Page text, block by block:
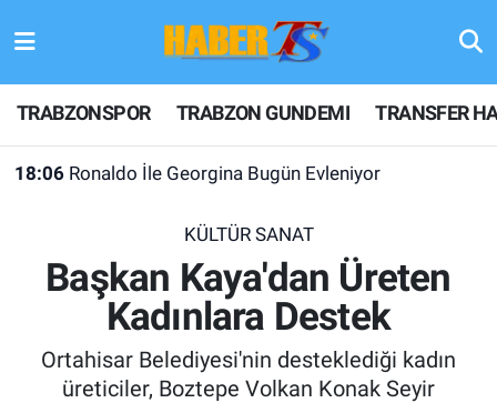
TRABZONSPOR TRABZON GUNDEMI TRANSFER
18:06 Ronaldo İle Georgina Bugün Evleniyor
KÜLTÜR SANAT
Başkan Kaya'dan Üreten
Kadınlara Destek
Ortahisar Belediyesi'nin desteklediği kadın
üreticiler, Boztepe Volkan Konak Seyir
TRABZONSPOR
TRABZON GUNDEMI
KULİS MEYDANI
1461 TRABZON
Hava Durumu
Trafik Durumu
Son Dakika Haberleri
Haber Arşivi